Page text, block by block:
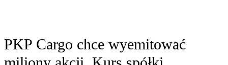
PKP Cargo chce wyemitować